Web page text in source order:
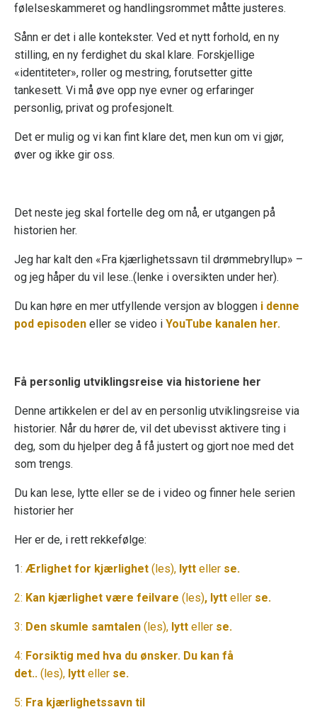
følelseskammeret og handlingsrommet måtte justeres.
Sånn er det i alle kontekster. Ved et nytt forhold, en ny
stilling, en ny ferdighet du skal klare. Forskjellige
«identiteter», roller og mestring, forutsetter gitte
tankesett. Vi må øve opp nye evner og erfaringer
personlig, privat og profesjonelt.
Det er mulig og vi kan fint klare det, men kun om vi gjør,
øver og ikke gir oss.
Det neste jeg skal fortelle deg om nå, er utgangen på
historien her.
Jeg har kalt den «Fra kjærlighetssavn til drømmebryllup» –
og jeg håper du vil lese..(lenke i oversikten under her).
Du kan høre en mer utfyllende versjon av bloggen i denne
pod episoden eller se video i YouTube kanalen her.
Få personlig utviklingsreise via historiene her
Denne artikkelen er del av en personlig utviklingsreise via
historier. Når du hører de, vil det ubevisst aktivere ting i
deg, som du hjelper deg å få justert og gjort noe med det
som trengs.
Du kan lese, lytte eller se de i video og finner hele serien
historier her
Her er de, i rett rekkefølge:
1: Ærlighet for kjærlighet (les), lytt eller se.
2: Kan kjærlighet være feilvare (les), lytt eller se.
3: Den skumle samtalen (les), lytt eller se.
4: Forsiktig med hva du ønsker. Du kan få
det.. (les), lytt eller se.
5: Fra kjærlighetssavn til